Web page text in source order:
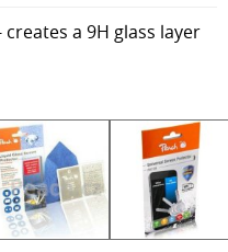
a 9H glass layer